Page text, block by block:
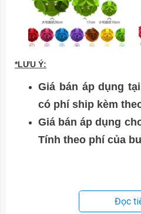
*LƯU Ý:
Giá bán áp dụng
có phí ship kèm
Giá bán áp dụng
Tính theo phí của
Đọc